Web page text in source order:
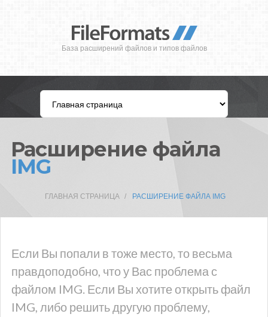
База расширений файлов и типов файлов
Расширение файла
IMG
ГЛАВНАЯ СТРАНИЦА РАСШИРЕНИЕ ФАЙЛА IMG
Если Вы попали в тоже место, то весьма
правдоподобно, что у Вас проблема с
файлом IMG. Если Вы хотите открыть файл
IMG, либо решить другую проблему,